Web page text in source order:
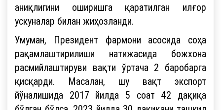
аниқлигини оширишга қаратилган илғор
ускуналар билан жиҳозланди.
Умуман, Президент фармони асосида соҳа
рақамлаштирилиши натижасида божхона
расмийлаштируви вақти ўртача 2 баробарга
қисқарди. Масалан, шу вақт экспорт
йўналишида 2017 йилда 5 соат 42 дақиқа